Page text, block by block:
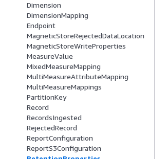
Dimension
DimensionMapping
Endpoint
MagneticStoreRejectedDataLocation
MagneticStoreWriteProperties
MeasureValue
MixedMeasureMapping
MultiMeasureAttributeMapping
MultiMeasureMappings
PartitionKey
Record
RecordsIngested
RejectedRecord
ReportConfiguration
ReportS3Configuration